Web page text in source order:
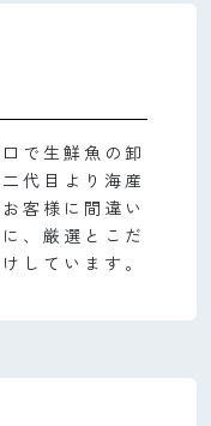
で生鮮魚の卸
代目より海産
客様に間違い
、厳選とこだ
しています。